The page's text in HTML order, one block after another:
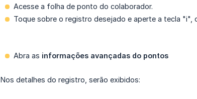
Acesse a folha de ponto do colaborador.
Toque sobre o registro desejado e aperte a tecla
Abra as informações avançadas do pontos
Nos detalhes do registro, serão exibidos: